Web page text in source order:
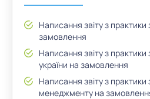
Написання звіту з практики
замовлення
Написання звіту з
україни на замовлення
Написання звіту з практики
менеджменту на